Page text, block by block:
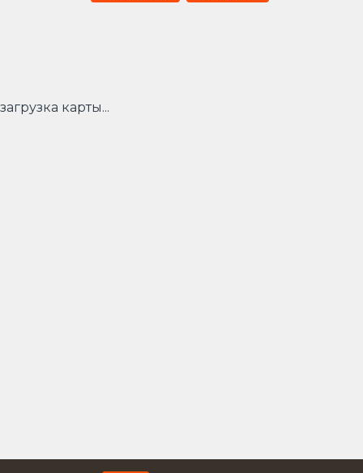
загрузка карты...